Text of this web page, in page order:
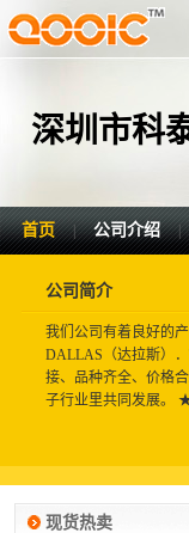
深圳市科
首页 | 公司介绍 |
公司简介
我们公司有着良好的
DALLAS（达拉斯）
接、品种齐全、价格
子行业里共同发展。
现货热卖